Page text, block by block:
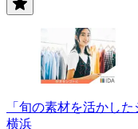
「旬の素材を活かし
横浜